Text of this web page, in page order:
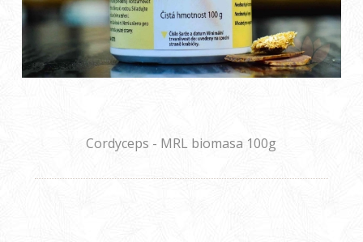
Cordyceps - MRL biomasa 100g